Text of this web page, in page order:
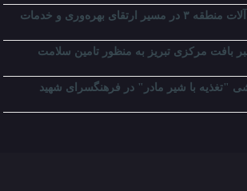
کارگاه امانی و ماشین‌آلات منطقه ۳ در مسیر ارتقای بهره‌وری و خدمات
در ۲۱ معبر بافت مرکزی تبریز به منظور تامین سلامت
"تغذیه با شیر مادر" در فرهنگسرای شهید